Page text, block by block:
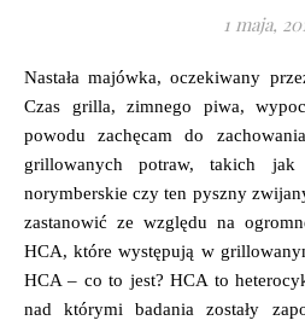
1 maja,
Nastała majówka, oczekiwany przez niemal wszystkich okres.
Czas grilla, zimnego piwa,
powodu zachęcam do
grillowanych potraw, takich jak
norymberskie czy ten pyszny
zastanowić ze względu na
HCA, które występują w
HCA – co to jest? HCA to
nad którymi badania zostały